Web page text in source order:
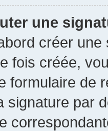
une
créer
fois créée,
formulaire de
signature par